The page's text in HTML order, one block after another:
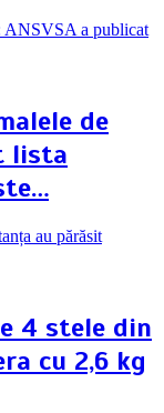
de
lista
4 stele din
cu 2,6 kg